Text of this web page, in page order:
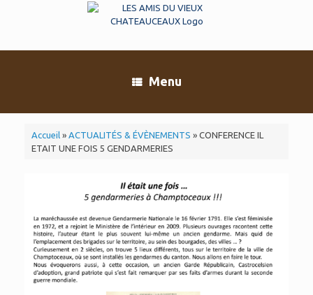
Menu
Accueil » ACTUALITÉS & ÉVÈNEMENTS » CONFERENCE IL
ETAIT UNE FOIS 5 GENDARMERIES